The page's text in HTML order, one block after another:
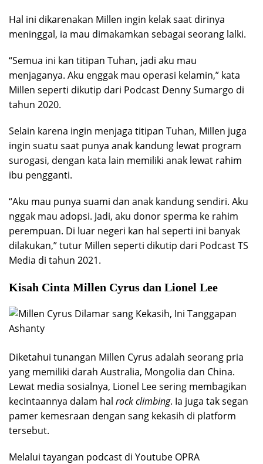
Hal ini dikarenakan Millen ingin kelak saat dirinya
meninggal, ia mau dimakamkan sebagai seorang lalki.
“Semua ini kan titipan Tuhan, jadi aku mau
menjaganya. Aku enggak mau operasi kelamin,” kata
Millen seperti dikutip dari Podcast Denny Sumargo di
tahun 2020.
Selain karena ingin menjaga titipan Tuhan, Millen juga
ingin suatu saat punya anak kandung lewat program
surogasi, dengan kata lain memiliki anak lewat rahim
ibu pengganti.
“Aku mau punya suami dan anak kandung sendiri. Aku
nggak mau adopsi. Jadi, aku donor sperma ke rahim
perempuan. Di luar negeri kan hal seperti ini banyak
dilakukan,” tutur Millen seperti dikutip dari Podcast TS
Media di tahun 2021.
Kisah Cinta Millen Cyrus dan Lionel Lee
Diketahui tunangan Millen Cyrus adalah seorang pria
yang memiliki darah Australia, Mongolia dan China.
Lewat media sosialnya, Lionel Lee sering membagikan
kecintaannya dalam hal rock climbing. Ia juga tak segan
pamer kemesraan dengan sang kekasih di platform
tersebut.
Melalui tayangan podcast di Youtube OPRA